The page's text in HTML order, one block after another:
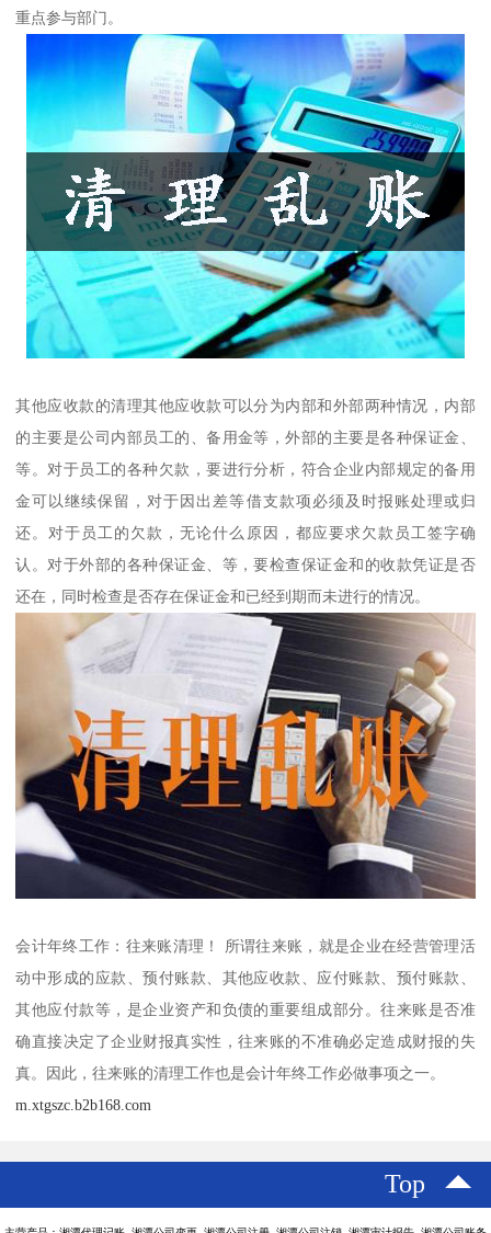
重点参与部门。
其他应收款的清理其他应收款可以分为内部和外部两种情况，内部
的主要是公司内部员工的、备用金等，外部的主要是各种保证金、
等。对于员工的各种欠款，要进行分析，符合企业内部规定的备用
金可以继续保留，对于因出差等借支款项必须及时报账处理或归
还。对于员工的欠款，无论什么原因，都应要求欠款员工签字确
认。对于外部的各种保证金、等，要检查保证金和的收款凭证是否
还在，同时检查是否存在保证金和已经到期而未进行的情况。
会计年终工作：往来账清理！ 所谓往来账，就是企业在经营管理活
动中形成的应款、预付账款、其他应收款、应付账款、预付账款、
其他应付款等，是企业资产和负债的重要组成部分。往来账是否准
确直接决定了企业财报真实性，往来账的不准确必定造成财报的失
真。因此，往来账的清理工作也是会计年终工作必做事项之一。
m.xtgszc.b2b168.com
Top